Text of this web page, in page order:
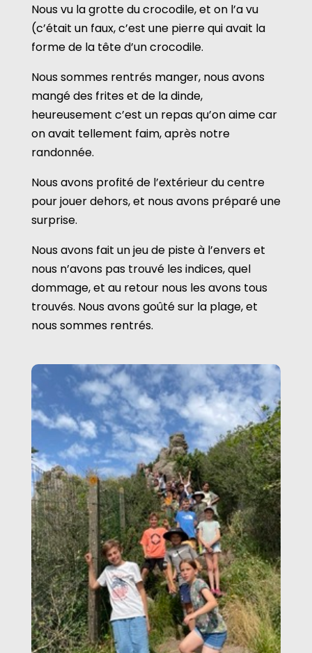
Nous vu la grotte du crocodile, et on l’a vu
(c’était un faux, c’est une pierre qui avait la
forme de la tête d’un crocodile.
Nous sommes rentrés manger, nous avons
mangé des frites et de la dinde,
heureusement c’est un repas qu’on aime car
on avait tellement faim, après notre
randonnée.
Nous avons profité de l’extérieur du centre
pour jouer dehors, et nous avons préparé une
surprise.
Nous avons fait un jeu de piste à l’envers et
nous n’avons pas trouvé les indices, quel
dommage, et au retour nous les avons tous
trouvés. Nous avons goûté sur la plage, et
nous sommes rentrés.